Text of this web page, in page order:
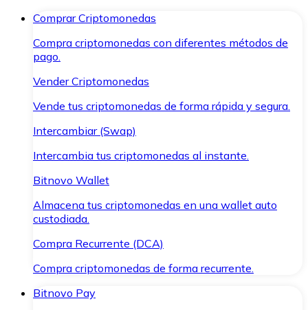
Comprar Criptomonedas
Compra criptomonedas con diferentes métodos de
pago.
Vender Criptomonedas
Vende tus criptomonedas de forma rápida y segura.
Intercambiar (Swap)
Intercambia tus criptomonedas al instante.
Bitnovo Wallet
Almacena tus criptomonedas en una wallet auto
custodiada.
Compra Recurrente (DCA)
Compra criptomonedas de forma recurrente.
Bitnovo Pay